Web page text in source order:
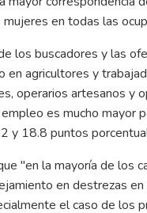
en todas las
los buscadores y las
en agricultores y
operarios artesanos y
es mucho mayor
y 18.8 puntos
"en la mayoría de los
en destrezas
el caso de los